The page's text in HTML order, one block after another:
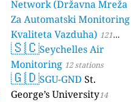
Network (Državna Mreža
Za Automatski Monitoring
Kvaliteta Vazduha) 121
stations
🇸🇨Seychelles Air
Monitoring 12 stations
🇬🇩SGU-GND St.
George’s University14